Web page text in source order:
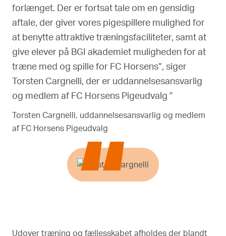
forlænget. Der er fortsat tale om en gensidig
aftale, der giver vores pigespillere mulighed for
at benytte attraktive træningsfaciliteter, samt at
give elever på BGI akademiet muligheden for at
træne med og spille for FC Horsens”, siger
Torsten Cargnelli, der er uddannelsesansvarlig
og medlem af FC Horsens Pigeudvalg ”
Torsten Cargnelli, uddannelsesansvarlig og medlem
af FC Horsens Pigeudvalg
“
Udover træning og fællesskabet afholdes der blandt